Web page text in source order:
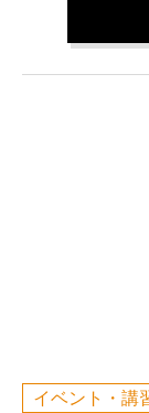
イベント・講